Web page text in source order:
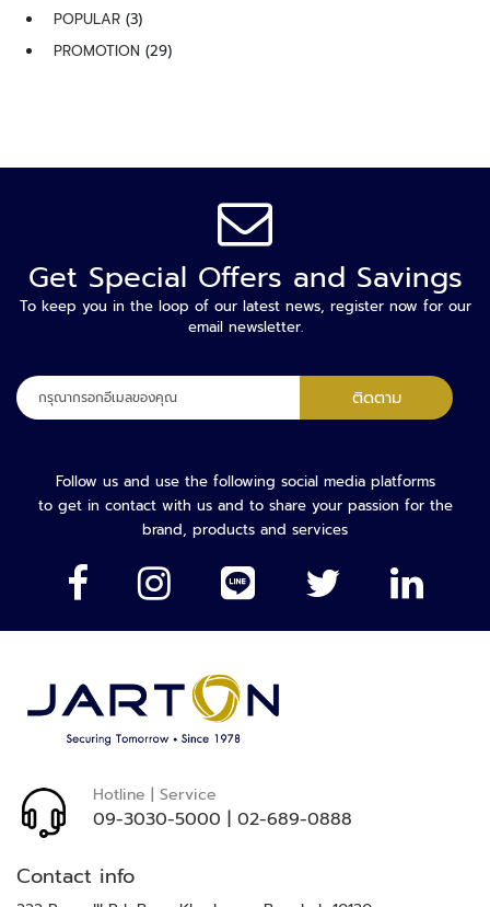
ริ
ม
บ
ร
ะ
า
ด
ก
โ
ร
ง
ม
กุ
แ
จ
ร
ง
POPULAR (3)
PROMOTION (29)
Get Special Offers and Savings
To keep you in the loop of our latest news, register now for our
email newsletter.
ลง
ทะเบียน
จดหมาย
ข่าว
ติดตาม
Follow us and use the following social media platforms
to get in contact with us and to share your passion for the
brand, products and services
Hotline | Service
09-3030-5000 | 02-689-0888
Contact info